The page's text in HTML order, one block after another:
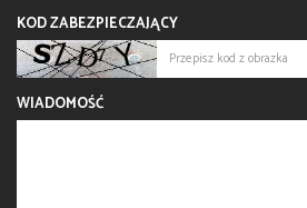
KOD ZABEZPIECZAJĄCY
WIADOMOŚĆ